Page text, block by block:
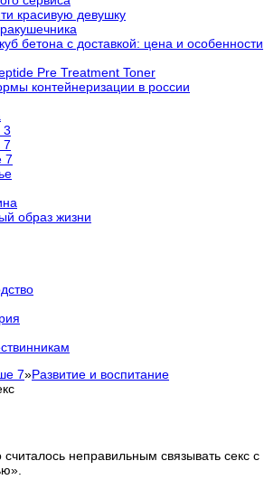
красивую девушку
бетона с доставкой: цена и особенности
Pre Treatment Toner
контейнеризации в россии
3
7
7
образ жизни
7»Развитие и воспитание
неправильным связывать секс с